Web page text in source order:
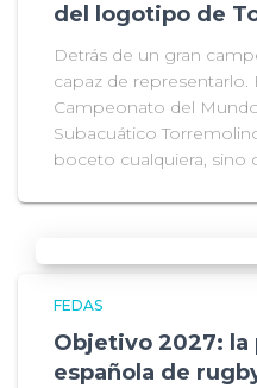
del logotipo de
Detrás de un gran
capaz de
Campeonato del
Subacuático
boceto cualquiera, sino
FEDAS
Objetivo 2027: la
española de